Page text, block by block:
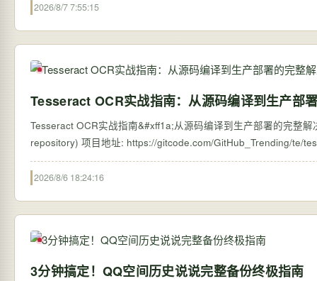
2026/8/7 7:55:15
Tesseract OCR实战指南：从源码编译到生产部
Tesseract OCR实战指南&#xff1a;从源码编译到生产部署的完整
2026/8/6 18:24:16
3分钟搞定！QQ空间历史说说完整备份终极指南